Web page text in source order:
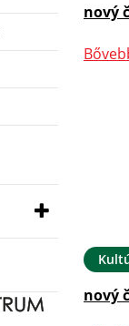
nový
nový